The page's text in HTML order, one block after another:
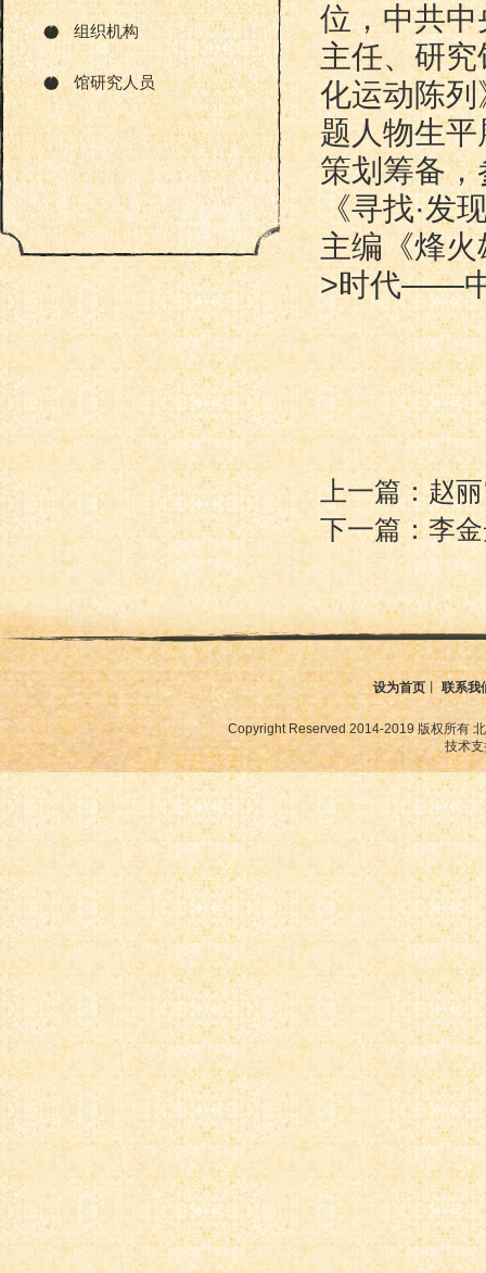
组织机构
馆研究人员
位，中共
主任、研
化运动陈
题人物生
策划筹备
《寻找·发
主编《烽
>时代——中
上一篇：赵
下一篇：李
设为首页丨联系我
Copyright Reserved 2014-2019 版权所有
技术